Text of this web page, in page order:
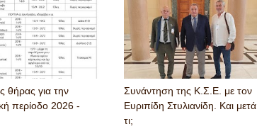
θήρας για την
περίοδο 2026 -
Συνάντηση της Κ.Σ.Ε. με τον
Ευριπίδη Στυλιανίδη. Και μετά
τι;